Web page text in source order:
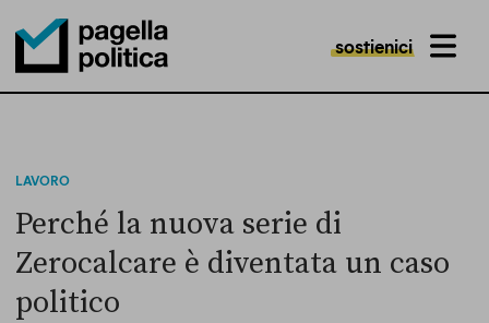
Pagella Politica Logo
sostienici MENU
LAVORO
Perché la nuova serie di
Zerocalcare è diventata un caso
politico